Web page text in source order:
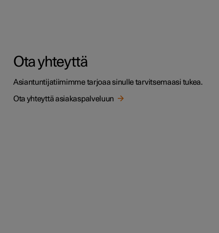
Ota yhteyttä
Asiantuntijatiimimme tarjoaa sinulle tarvitsemaasi tukea.
Ota yhteyttä asiakaspalveluun